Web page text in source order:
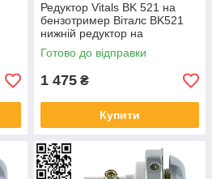
Редуктор Vitals BK 521 на
бензотример Віталс BK521
нижній редуктор на
бензокосу Віталс 521
Готово до відправки
1 475 ₴
Купити